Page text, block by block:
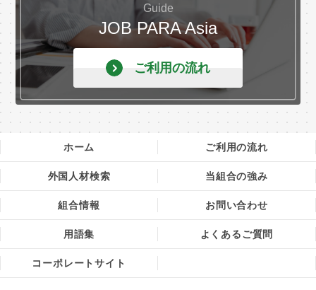
Guide
JOB PARA Asia
ご利用の流れ
ホーム ご利用の流れ
外国人材検索 当組合の強み
組合情報 お問い合わせ
用語集 よくあるご質問
コーポレートサイト